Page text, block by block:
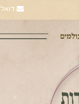
דואל